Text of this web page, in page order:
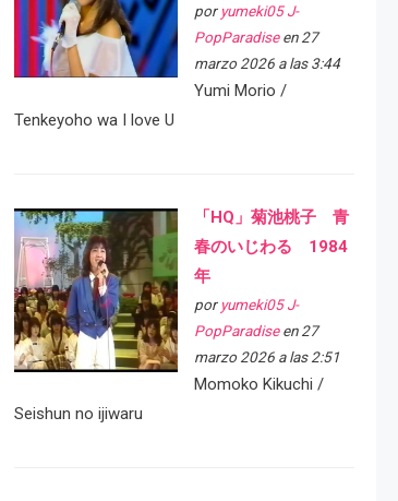
por yumeki05 J-
PopParadiseen 27
marzo 2026 a las 3:44
Yumi Morio /
Tenkeyoho wa I love U
「HQ」菊池桃子 青
春のいじわる 1984
年
por yumeki05 J-
PopParadiseen 27
marzo 2026 a las 2:51
Momoko Kikuchi /
Seishun no ijiwaru